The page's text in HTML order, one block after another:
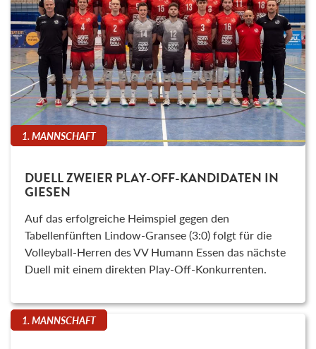
1. MANNSCHAFT
DUELL ZWEIER PLAY-OFF-KANDIDATEN IN
GIESEN
Auf das erfolgreiche Heimspiel gegen den
Tabellenfünften Lindow-Gransee (3:0) folgt für die
Volleyball-Herren des VV Humann Essen das nächste
Duell mit einem direkten Play-Off-Konkurrenten.
1. MANNSCHAFT